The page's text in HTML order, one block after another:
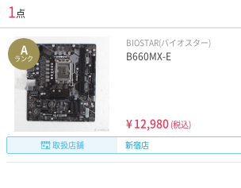
1点
A
ランク
BIOSTAR(バイオスター)
B660MX-E
¥12,980 (税込)
取扱店舗
新宿店